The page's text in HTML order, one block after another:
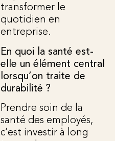
transformer le
quotidien en
entreprise.
En quoi la santé est-
elle un élément central
lorsqu’on traite de
durabilité ?
Prendre soin de la
santé des employés,
c’est investir à long